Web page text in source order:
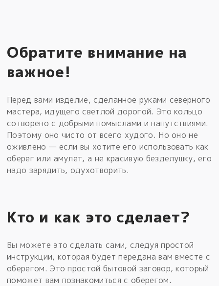
Обратите внимание на
важное!
Перед вами изделие, сделанное руками северного
мастера, идущего светлой дорогой. Это кольцо
сотворено с добрыми помыслами и напутствиями.
Поэтому оно чисто от всего худого. Но оно не
оживлено — если вы хотите его использовать как
оберег или амулет, а не красивую безделушку, его
надо зарядить, одухотворить.
Кто и как это сделает?
Вы можете это сделать сами, следуя простой
инструкции, которая будет передана вам вместе с
оберегом. Это простой бытовой заговор, который
поможет вам познакомиться с оберегом.